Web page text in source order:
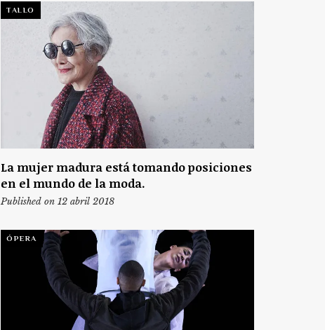
TALLO
La mujer madura está tomando posiciones
en el mundo de la moda.
Published on 12 abril 2018
ÓPERA